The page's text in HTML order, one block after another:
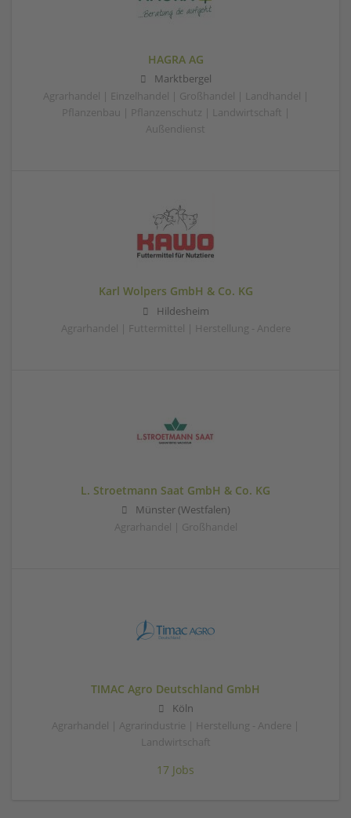
HAGRA AG
Marktbergel
Agrarhandel | Einzelhandel | Großhandel | Landhandel |
Pflanzenbau | Pflanzenschutz | Landwirtschaft |
Außendienst
Karl Wolpers GmbH & Co. KG
Hildesheim
Agrarhandel | Futtermittel | Herstellung - Andere
L. Stroetmann Saat GmbH & Co. KG
Münster (Westfalen)
Agrarhandel | Großhandel
TIMAC Agro Deutschland GmbH
Köln
Agrarhandel | Agrarindustrie | Herstellung - Andere |
Landwirtschaft
17 Jobs